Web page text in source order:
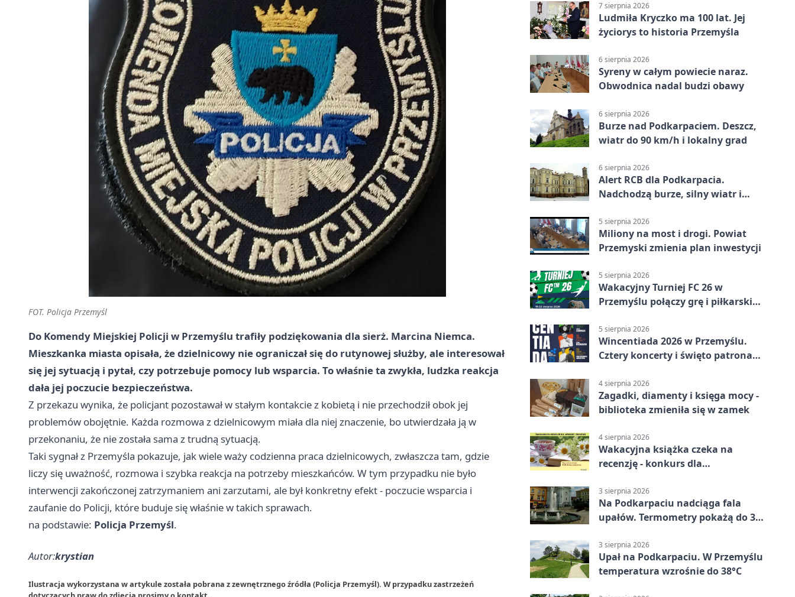
FOT. Policja Przemyśl
Do Komendy Miejskiej Policji w Przemyślu trafiły podziękowania dla sierż. Marcina Niemca.
Mieszkanka miasta opisała, że dzielnicowy nie ograniczał się do rutynowej służby, ale interesował
się jej sytuacją i pytał, czy potrzebuje pomocy lub wsparcia. To właśnie ta zwykła, ludzka reakcja
dała jej poczucie bezpieczeństwa.
Z przekazu wynika, że policjant pozostawał w stałym kontakcie z kobietą i nie przechodził obok jej
problemów obojętnie. Każda rozmowa z dzielnicowym miała dla niej znaczenie, bo utwierdzała ją w
przekonaniu, że nie została sama z trudną sytuacją.
Taki sygnał z Przemyśla pokazuje, jak wiele waży codzienna praca dzielnicowych, zwłaszcza tam, gdzie
liczy się uważność, rozmowa i szybka reakcja na potrzeby mieszkańców. W tym przypadku nie było
interwencji zakończonej zatrzymaniem ani zarzutami, ale był konkretny efekt - poczucie wsparcia i
zaufanie do Policji, które buduje się właśnie w takich sprawach.
na podstawie: Policja Przemyśl.
Autor:krystian
Ilustracja wykorzystana w artykule została pobrana z zewnętrznego źródła (Policja Przemyśl). W przypadku zastrzeżeń
7 sierpnia 2026
Ludmiła Kryczko ma 100 lat. Jej
życiorys to historia Przemyśla
6 sierpnia 2026
Syreny w całym powiecie naraz.
Obwodnica nadal budzi obawy
6 sierpnia 2026
Burze nad Podkarpaciem. Deszcz,
wiatr do 90 km/h i lokalny grad
6 sierpnia 2026
Alert RCB dla Podkarpacia.
Nadchodzą burze, silny wiatr i
5 sierpnia 2026
Miliony na most i drogi. Powiat
Przemyski zmienia plan inwestycji
5 sierpnia 2026
Wakacyjny Turniej FC 26 w
Przemyślu połączy grę i piłkarski
5 sierpnia 2026
Wincentiada 2026 w Przemyślu.
Cztery koncerty i święto patrona
4 sierpnia 2026
Zagadki, diamenty i księga mocy -
biblioteka zmieniła się w zamek
4 sierpnia 2026
Wakacyjna książka czeka na
recenzję - konkurs dla
3 sierpnia 2026
Na Podkarpaciu nadciąga fala
upałów. Termometry pokażą do 36
3 sierpnia 2026
Upał na Podkarpaciu. W Przemyślu
temperatura wzrośnie do 38°C